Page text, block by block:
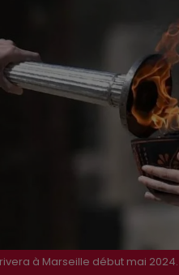
à Marseille début mai 2024.